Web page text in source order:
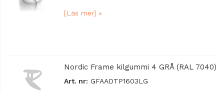
[Läs mer] »
Nordic Frame kilgummi 4 GRÅ (RAL 7040)
Art. nr: GFAADTP1603LG